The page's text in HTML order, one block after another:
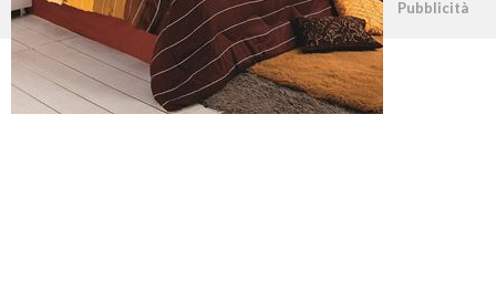
©2026 - casapratica.net - p.iva 03338800984 Pubblicità